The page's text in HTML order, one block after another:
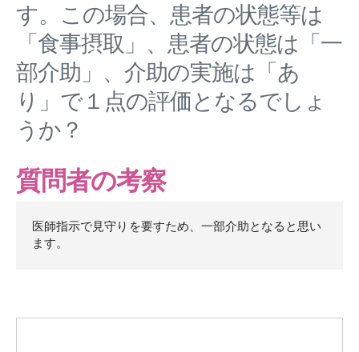
す。この場合、患者の状態等は
「食事摂取」、患者の状態は「一
部介助」、介助の実施は「あ
り」で１点の評価となるでしょ
うか？
質問者の考察
医師指示で見守りを要すため、一部介助となると思い
ます。